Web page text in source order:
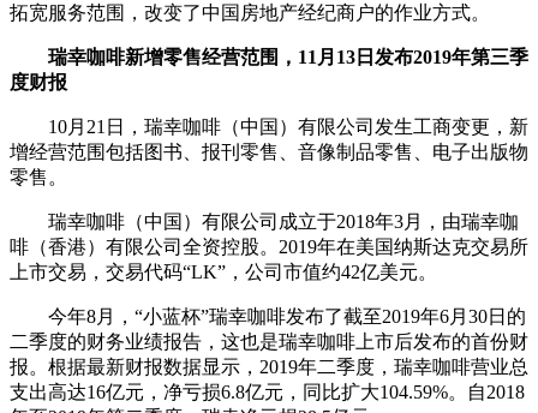
拓宽服务范围，改变了中国房地产经纪商户的作业方式。
瑞幸咖啡新增零售经营范围，11月13日发布2019年第三季
度财报
10月21日，瑞幸咖啡（中国）有限公司发生工商变更，新
增经营范围包括图书、报刊零售、音像制品零售、电子出版物
零售。
瑞幸咖啡（中国）有限公司成立于2018年3月，由瑞幸咖
啡（香港）有限公司全资控股。2019年在美国纳斯达克交易所
上市交易，交易代码“LK”，公司市值约42亿美元。
今年8月，“小蓝杯”瑞幸咖啡发布了截至2019年6月30日的
二季度的财务业绩报告，这也是瑞幸咖啡上市后发布的首份财
报。根据最新财报数据显示，2019年二季度，瑞幸咖啡营业总
支出高达16亿元，净亏损6.8亿元，同比扩大104.59%。自2018